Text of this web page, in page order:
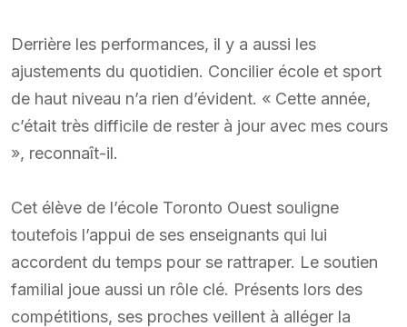
Derrière les performances, il y a aussi les
ajustements du quotidien. Concilier école et sport
de haut niveau n’a rien d’évident. « Cette année,
c’était très difficile de rester à jour avec mes cours
», reconnaît-il.
Cet élève de l’école Toronto Ouest souligne
toutefois l’appui de ses enseignants qui lui
accordent du temps pour se rattraper. Le soutien
familial joue aussi un rôle clé. Présents lors des
compétitions, ses proches veillent à alléger la